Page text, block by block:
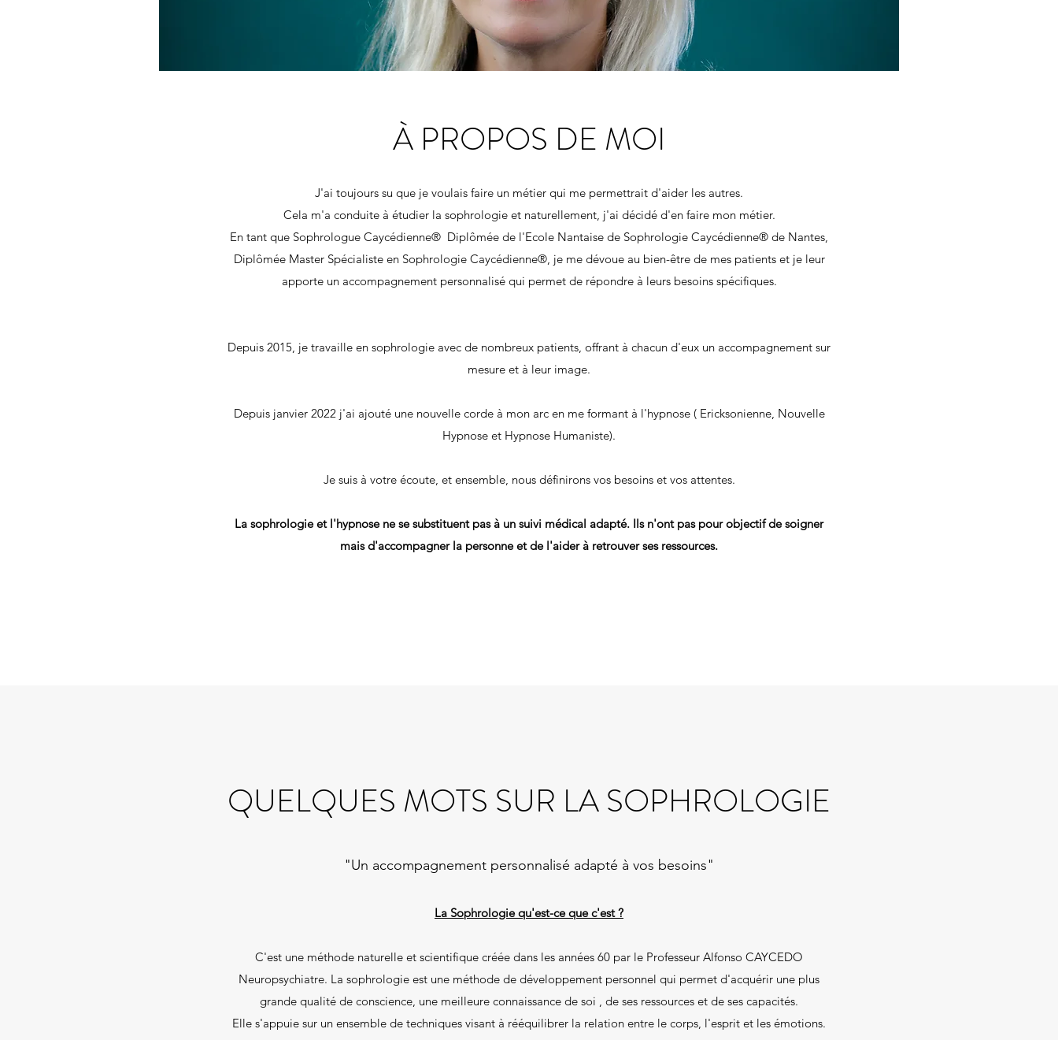
À PROPOS DE MOI
J'ai toujours su que je voulais faire un métier qui me permettrait d'aider les autres.
Cela m'a conduite à étudier la sophrologie et naturellement, j'ai décidé d'en faire mon métier.
En tant que Sophrologue Caycédienne® Diplômée de l'Ecole Nantaise de Sophrologie Caycédienne® de Nantes,
Diplômée Master Spécialiste en Sophrologie Caycédienne®, je me dévoue au bien-être de mes patients et je leur
apporte un accompagnement personnalisé qui permet de répondre à leurs besoins spécifiques.
Depuis 2015, je travaille en sophrologie avec de nombreux patients, offrant à chacun d'eux un accompagnement sur
mesure et à leur image.
Depuis janvier 2022 j'ai ajouté une nouvelle corde à mon arc en me formant à l'hypnose ( Ericksonienne, Nouvelle
Hypnose et Hypnose Humaniste).
Je suis à votre écoute, et ensemble, nous définirons vos besoins et vos attentes.
La sophrologie et l'hypnose ne se substituent pas à un suivi médical adapté. Ils n'ont pas pour objectif de soigner
mais d'accompagner la personne et de l'aider à retrouver ses ressources.
QUELQUES MOTS SUR LA SOPHROLOGIE
"Un accompagnement personnalisé adapté à vos besoins"
La Sophrologie qu'est-ce que c'est ?
C'est une méthode naturelle et scientifique créée dans les années 60 par le Professeur Alfonso CAYCEDO
Neuropsychiatre. La sophrologie est une méthode de développement personnel qui permet d'acquérir une plus
grande qualité de conscience, une meilleure connaissance de soi , de ses ressources et de ses capacités.
Elle s'appuie sur un ensemble de techniques visant à rééquilibrer la relation entre le corps, l'esprit et les émotions.